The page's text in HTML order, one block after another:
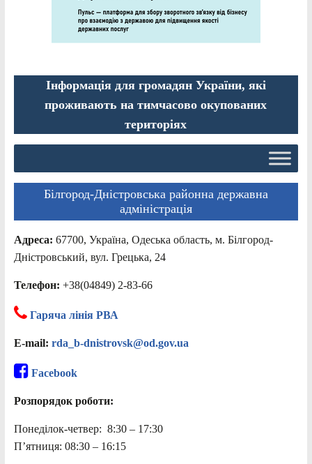
Інформація для громадян України, які
проживають на тимчасово окупованих
територіях
Білгород-Дністровська районна державна
адміністрація
Адреса: 67700, Україна, Одеська область, м. Білгород-
Дністровський, вул. Грецька, 24
Телефон: +38(04849) 2-83-66
Гаряча лінія РВА
E-mail: rda_b-dnistrovsk@od.gov.ua
Facebook
Розпорядок роботи:
Понеділок-четвер: 8:30 – 17:30
П’ятниця: 08:30 – 16:15